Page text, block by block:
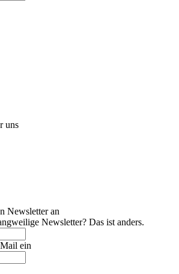
uns
Newsletter an
Newsletter? Das ist anders.
ein